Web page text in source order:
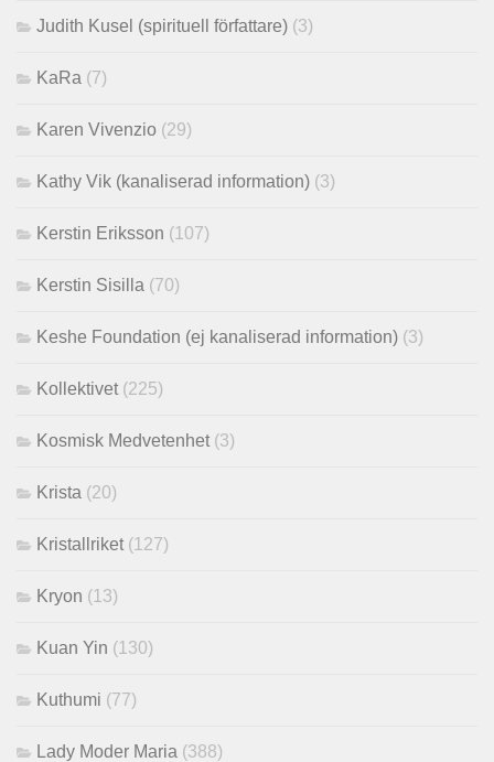
Judith Kusel (spirituell författare) (3)
KaRa (7)
Karen Vivenzio (29)
Kathy Vik (kanaliserad information) (3)
Kerstin Eriksson (107)
Kerstin Sisilla (70)
Keshe Foundation (ej kanaliserad information) (3)
Kollektivet (225)
Kosmisk Medvetenhet (3)
Krista (20)
Kristallriket (127)
Kryon (13)
Kuan Yin (130)
Kuthumi (77)
Lady Moder Maria (388)